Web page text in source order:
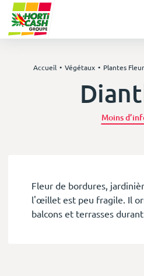
Accueil Végétaux Plantes
Fleur de bordures,
l'œillet est peu fragile. Il
balcons et terrasses